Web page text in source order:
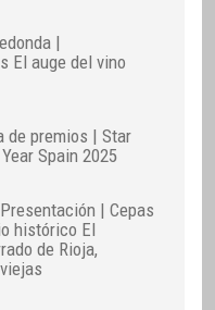
|
El auge del vino
de premios | Star
Spain 2025
| Cepas
histórico El
de Rioja,